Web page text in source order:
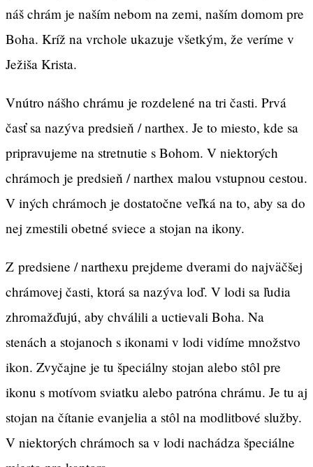
náš chrám je naším nebom na zemi, naším domom pre
Boha. Kríž na vrchole ukazuje všetkým, že veríme v
Ježiša Krista.
Vnútro nášho chrámu je rozdelené na tri časti. Prvá
časť sa nazýva predsieň / narthex. Je to miesto, kde sa
pripravujeme na stretnutie s Bohom. V niektorých
chrámoch je predsieň / narthex malou vstupnou cestou.
V iných chrámoch je dostatočne veľká na to, aby sa do
nej zmestili obetné sviece a stojan na ikony.
Z predsiene / narthexu prejdeme dverami do najväčšej
chrámovej časti, ktorá sa nazýva loď. V lodi sa ľudia
zhromažďujú, aby chválili a uctievali Boha. Na
stenách a stojanoch s ikonami v lodi vidíme množstvo
ikon. Zvyčajne je tu špeciálny stojan alebo stôl pre
ikonu s motívom sviatku alebo patróna chrámu. Je tu aj
stojan na čítanie evanjelia a stôl na modlitbové služby.
V niektorých chrámoch sa v lodi nachádza špeciálne